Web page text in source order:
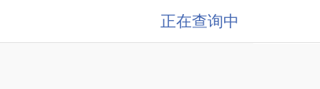
正在查询中